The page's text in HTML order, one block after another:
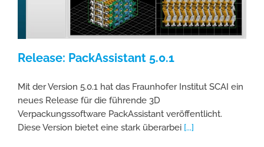
Release: PackAssistant 5.0.1
Mit der Version 5.0.1 hat das Fraunhofer Institut SCAI ein
neues Release für die führende 3D
Verpackungssoftware PackAssistant veröffentlicht.
Diese Version bietet eine stark überarbei [...]